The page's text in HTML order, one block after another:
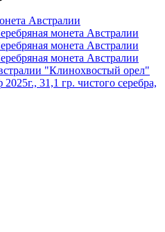
"Клинохвостый орел"
31,1 гр. чистого серебра,